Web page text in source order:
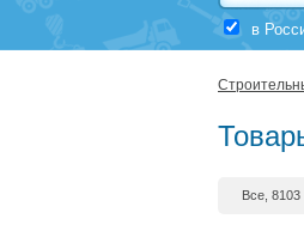
в
Все, 8103